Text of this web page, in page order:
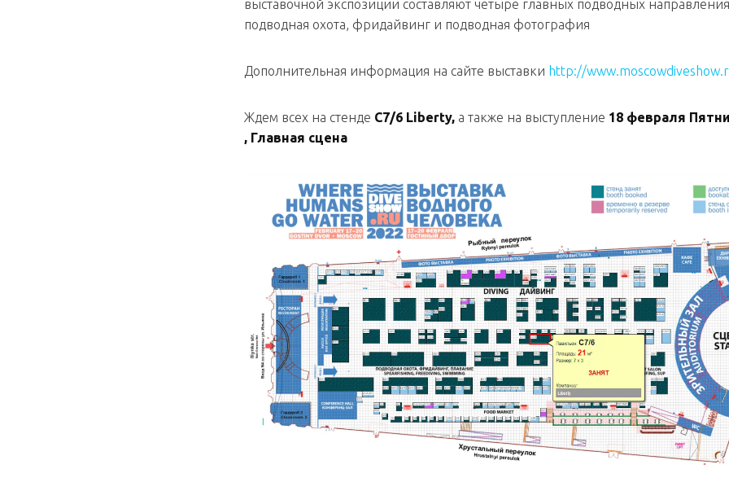
выставочной экспозиции составляют четыре главных подводных
подводная охота, фридайвинг и подводная фотография
Дополнительная информация на сайте выставки http://
Ждем всех на стенде С7/6 Liberty, а также на выступление 18 февраля
, Главная сцена